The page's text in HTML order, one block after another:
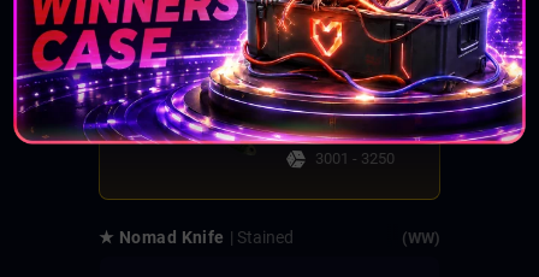
★ Skeleton Knife | Forest DDPAT (FT)
162.45
0.25%
3001 - 3250
★ Nomad Knife | Stained (WW)